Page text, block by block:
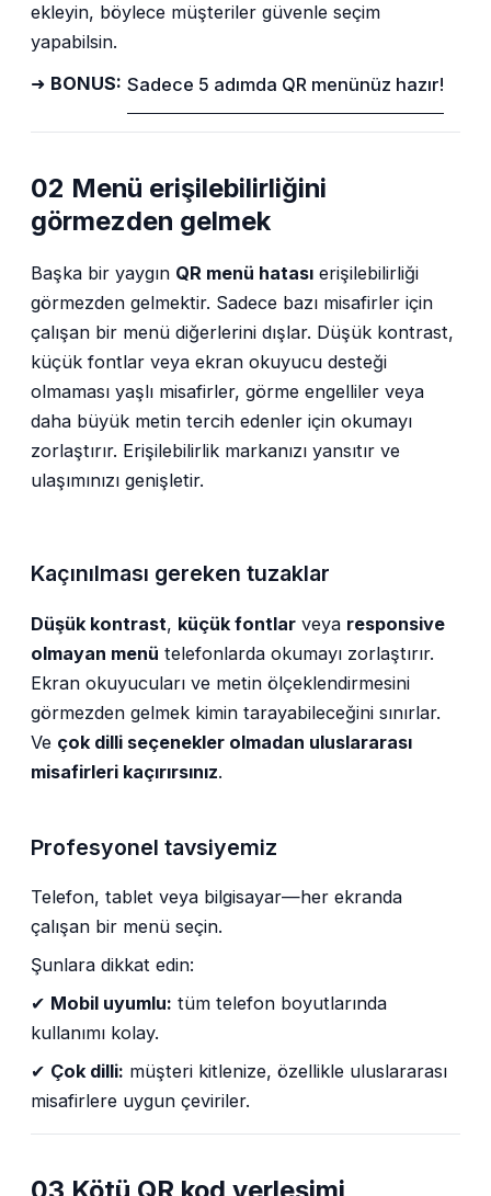
ekleyin, böylece müşteriler güvenle seçim
yapabilsin.
➜ BONUS: Sadece 5 adımda QR menünüz hazır!
02 Menü erişilebilirliğini
görmezden gelmek
Başka bir yaygın QR menü hatası erişilebilirliği
görmezden gelmektir. Sadece bazı misafirler için
çalışan bir menü diğerlerini dışlar. Düşük kontrast,
küçük fontlar veya ekran okuyucu desteği
olmaması yaşlı misafirler, görme engelliler veya
daha büyük metin tercih edenler için okumayı
zorlaştırır. Erişilebilirlik markanızı yansıtır ve
ulaşımınızı genişletir.
Kaçınılması gereken tuzaklar
Düşük kontrast, küçük fontlar veya responsive
olmayan menü telefonlarda okumayı zorlaştırır.
Ekran okuyucuları ve metin ölçeklendirmesini
görmezden gelmek kimin tarayabileceğini sınırlar.
Ve çok dilli seçenekler olmadan uluslararası
misafirleri kaçırırsınız.
Profesyonel tavsiyemiz
Telefon, tablet veya bilgisayar—her ekranda
çalışan bir menü seçin.
Şunlara dikkat edin:
✔ Mobil uyumlu: tüm telefon boyutlarında
kullanımı kolay.
✔ Çok dilli: müşteri kitlenize, özellikle uluslararası
misafirlere uygun çeviriler.